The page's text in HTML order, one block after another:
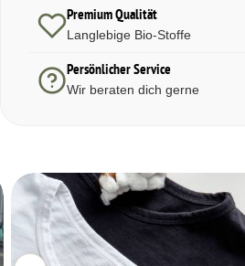
Premium Qualität
Langlebige Bio-Stoffe
Persönlicher Service
Wir beraten dich gerne